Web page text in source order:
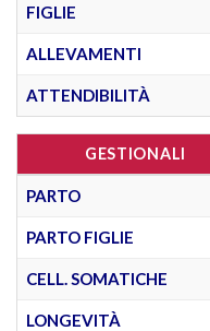
FIGLIE
ALLEVAMENTI
ATTENDIBILITÀ
GESTIONALI
PARTO
PARTO FIGLIE
CELL. SOMATICHE
LONGEVITÀ